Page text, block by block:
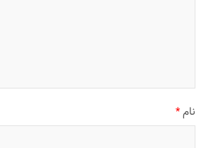
نام*